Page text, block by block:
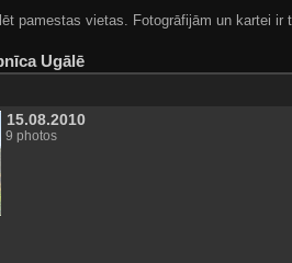
pamestas vietas. Fotogrāfijām un kartei
Ugālē
15.08.2010
9 photos